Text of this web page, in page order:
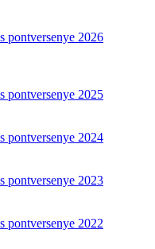
pontversenye 2026
pontversenye 2025
pontversenye 2024
pontversenye 2023
pontversenye 2022